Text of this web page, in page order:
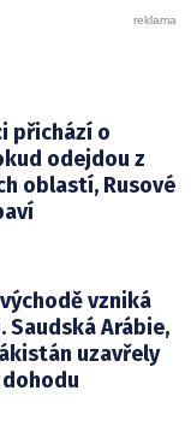
přichází o
odejdou z
oblastí, Rusové
vzniká
Saudská Arábie,
uzavřely